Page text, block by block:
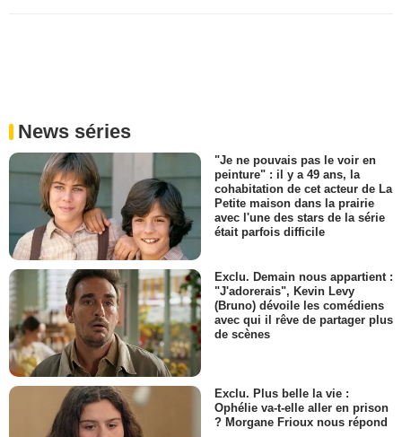
News séries
"Je ne pouvais pas le voir en
peinture" : il y a 49 ans, la
cohabitation de cet acteur de La
Petite maison dans la prairie
avec l'une des stars de la série
était parfois difficile
Exclu. Demain nous appartient :
"J'adorerais", Kevin Levy
(Bruno) dévoile les comédiens
avec qui il rêve de partager plus
de scènes
Exclu. Plus belle la vie :
Ophélie va-t-elle aller en prison
? Morgane Frioux nous répond